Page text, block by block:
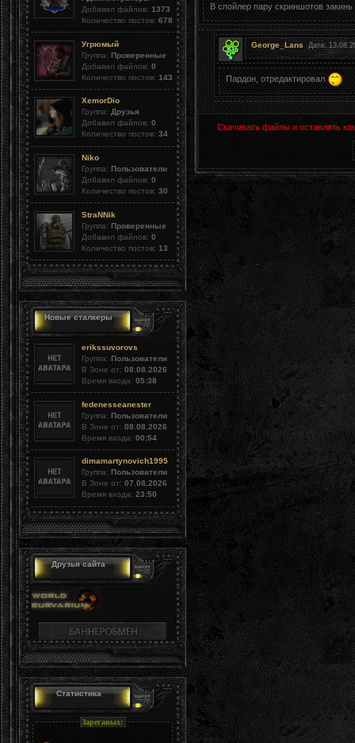
Добавил файлов: 1373
Количество постов: 678
Угрюмый
Группа: Проверенные
Добавил файлов: 0
Количество постов: 143
XemorDio
Группа: Друзья
Добавил файлов: 0
Количество постов: 34
Niko
Группа: Пользователи
Добавил файлов: 0
Количество постов: 30
StraNNik
Группа: Проверенные
Добавил файлов: 0
Количество постов: 13
Новые сталкеры
erikssuvorovs
Группа: Пользователи
В Зоне от: 08.08.2026
Время входа: 05:38
fedenesseanester
Группа: Пользователи
В Зоне от: 08.08.2026
Время входа: 00:54
dimamartynovich1995
Группа: Пользователи
В Зоне от: 07.08.2026
Время входа: 23:50
Друзья сайта
Статистика
Зареганых:
В спойлер пару скриншотов
George_Lans Дата:
Пардон, отредактировал
Скачивать файлы и оставлять